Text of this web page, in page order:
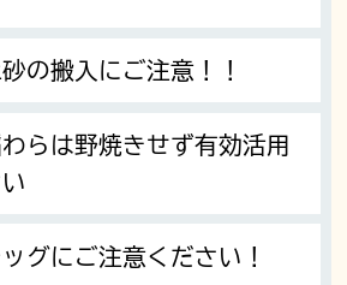
の搬入にご注意！！
らは野焼きせず有効活用
グにご注意ください！